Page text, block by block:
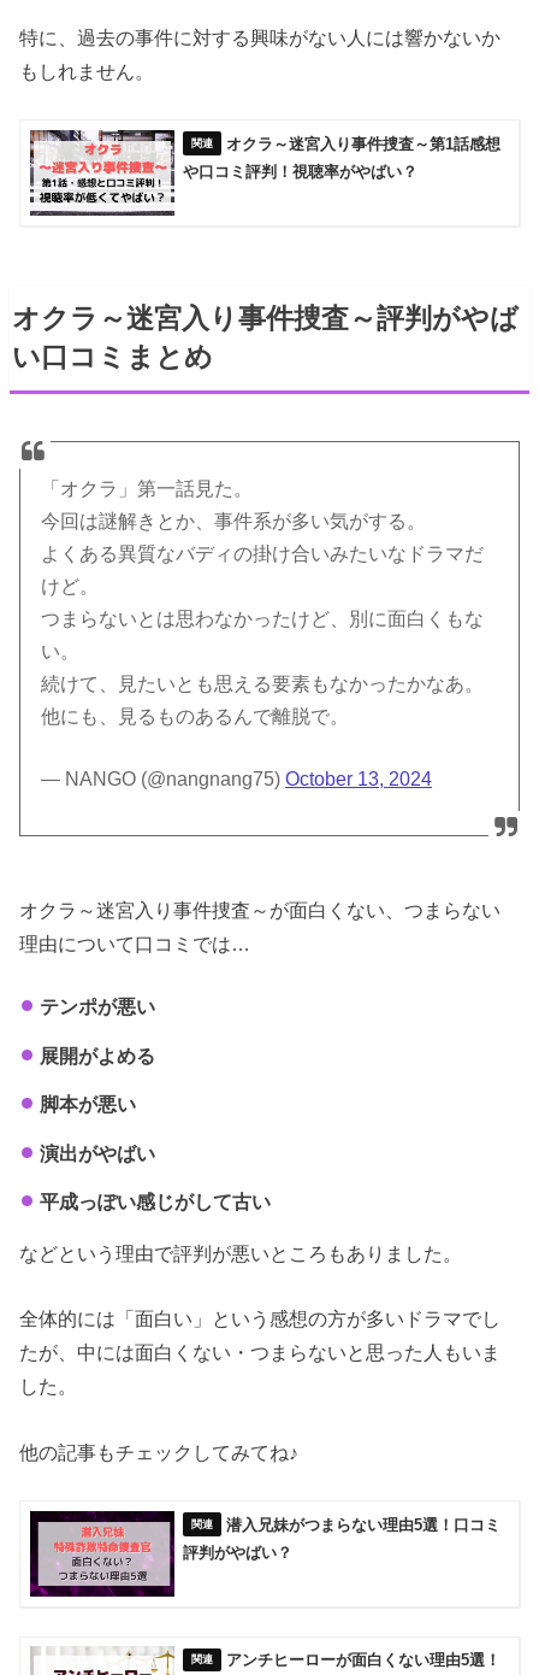
特に、過去の事件に対する興味がない人には響かないか
もしれません。
オクラ～迷宮入り事件捜査～第1話感想
や口コミ評判！視聴率がやばい？
オクラ～迷宮入り事件捜査～評判がやば
い口コミまとめ
「オクラ」第一話見た。
今回は謎解きとか、事件系が多い気がする。
よくある異質なバディの掛け合いみたいなドラマだ
けど。
つまらないとは思わなかったけど、別に面白くもな
い。
続けて、見たいとも思える要素もなかったかなあ。
他にも、見るものあるんで離脱で。
— NANGO (@nangnang75)October 13, 2024
オクラ～迷宮入り事件捜査～が面白くない、つまらない
理由について口コミでは…
テンポが悪い
展開がよめる
脚本が悪い
演出がやばい
平成っぽい感じがして古い
などという理由で評判が悪いところもありました。
全体的には「面白い」という感想の方が多いドラマでし
たが、中には面白くない・つまらないと思った人もいま
した。
他の記事もチェックしてみてね♪
潜入兄妹がつまらない理由5選！口コミ
評判がやばい？
アンチヒーローが面白くない理由5選！